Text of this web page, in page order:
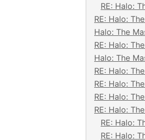
RE: Halo:
RE: Halo:
Halo: The
RE: Halo:
Halo: The
RE: Halo:
RE: Halo:
RE: Halo:
RE: Halo:
RE: Halo:
RE: Halo: